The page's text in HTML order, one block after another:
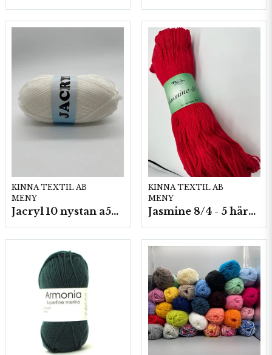
KINNA TEXTIL AB
MENY
Jacryl 10 nystan a50g./fp.
KINNA TEXTIL AB
MENY
Jasmine 8/4 - 5 härvor a200g./fp.